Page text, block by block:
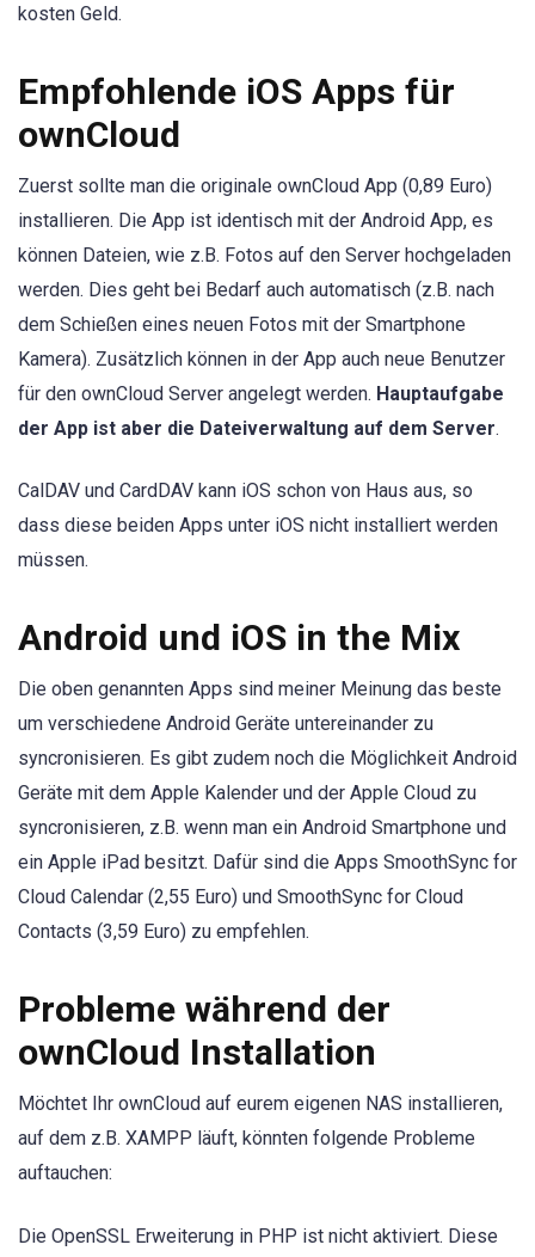
kosten Geld.
Empfohlende iOS Apps für
ownCloud
Zuerst sollte man die originale ownCloud App (0,89 Euro)
installieren. Die App ist identisch mit der Android App, es
können Dateien, wie z.B. Fotos auf den Server hochgeladen
werden. Dies geht bei Bedarf auch automatisch (z.B. nach
dem Schießen eines neuen Fotos mit der Smartphone
Kamera). Zusätzlich können in der App auch neue Benutzer
für den ownCloud Server angelegt werden. Hauptaufgabe
der App ist aber die Dateiverwaltung auf dem Server.
CalDAV und CardDAV kann iOS schon von Haus aus, so
dass diese beiden Apps unter iOS nicht installiert werden
müssen.
Android und iOS in the Mix
Die oben genannten Apps sind meiner Meinung das beste
um verschiedene Android Geräte untereinander zu
syncronisieren. Es gibt zudem noch die Möglichkeit Android
Geräte mit dem Apple Kalender und der Apple Cloud zu
syncronisieren, z.B. wenn man ein Android Smartphone und
ein Apple iPad besitzt. Dafür sind die Apps SmoothSync for
Cloud Calendar (2,55 Euro) und SmoothSync for Cloud
Contacts (3,59 Euro) zu empfehlen.
Probleme während der
ownCloud Installation
Möchtet Ihr ownCloud auf eurem eigenen NAS installieren,
auf dem z.B. XAMPP läuft, könnten folgende Probleme
auftauchen:
Die OpenSSL Erweiterung in PHP ist nicht aktiviert. Diese